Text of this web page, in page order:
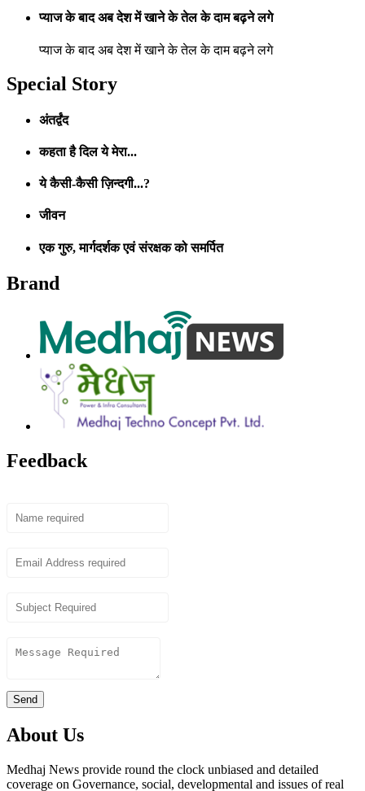
प्याज के बाद अब देश में खाने के तेल के दाम बढ़ने लगे
प्याज के बाद अब देश में खाने के तेल के दाम बढ़ने लगे
Special Story
अंतर्द्वंद
कहता है दिल ये मेरा...
ये कैसी-कैसी ज़िन्दगी...?
जीवन
एक गुरु, मार्गदर्शक एवं संरक्षक को समर्पित
Brand
Feedback
Send
About Us
Medhaj News provide round the clock unbiased and detailed
coverage on Governance, social, developmental and issues of real